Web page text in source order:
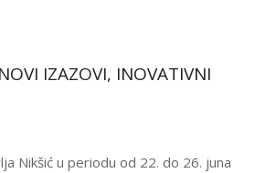
IZAZOVI, INOVATIVNI
Nikšić u periodu od 22. do 26. juna